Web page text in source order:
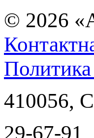
© 2026
410056,
29-67-91